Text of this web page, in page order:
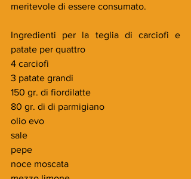
meritevole di essere consumato.
Ingredienti per la teglia di carciofi e
patate per quattro
4 carciofi
3 patate grandi
150 gr. di fiordilatte
80 gr. di di parmigiano
olio evo
sale
pepe
noce moscata